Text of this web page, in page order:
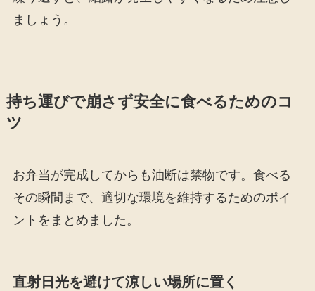
ましょう。
持ち運びで崩さず安全に食べるためのコ
ツ
お弁当が完成してからも油断は禁物です。食べる
その瞬間まで、適切な環境を維持するためのポイ
ントをまとめました。
直射日光を避けて涼しい場所に置く